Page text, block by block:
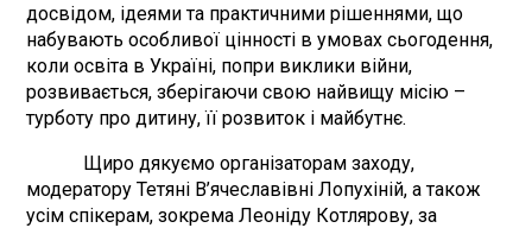
досвідом, ідеями та практичними рішеннями, що
набувають особливої цінності в умовах сьогодення,
коли освіта в Україні, попри виклики війни,
розвивається, зберігаючи свою найвищу місію –
турботу про дитину, її розвиток і майбутнє.
Щиро дякуємо організаторам заходу,
модератору Тетяні В’ячеславівні Лопухіній, а також
усім спікерам, зокрема Леоніду Котлярову, за